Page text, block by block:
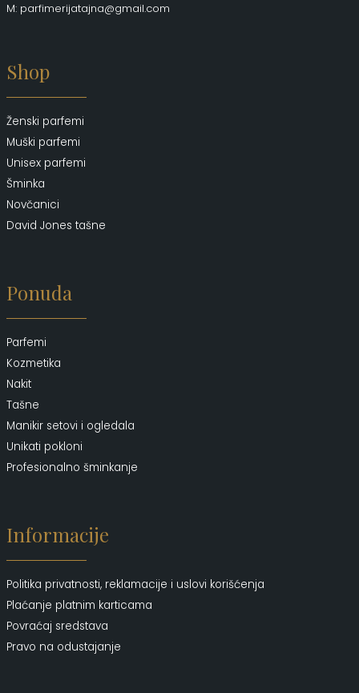
M: parfimerijatajna@gmail.com
Shop
Ženski parfemi
Muški parfemi
Unisex parfemi
Šminka
Novčanici
David Jones tašne
Ponuda
Parfemi
Kozmetika
Nakit
Tašne
Manikir setovi i ogledala
Unikati pokloni
Profesionalno šminkanje
Informacije
Politika privatnosti, reklamacije i uslovi korišćenja
Plaćanje platnim karticama
Povraćaj sredstava
Pravo na odustajanje